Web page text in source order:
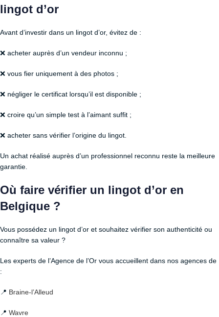
lingot d’or
Avant d’investir dans un lingot d’or, évitez de :
❌ acheter auprès d’un vendeur inconnu ;
❌ vous fier uniquement à des photos ;
❌ négliger le certificat lorsqu’il est disponible ;
❌ croire qu’un simple test à l’aimant suffit ;
❌ acheter sans vérifier l’origine du lingot.
Un achat réalisé auprès d’un professionnel reconnu reste la meilleure
garantie.
Où faire vérifier un lingot d’or en
Belgique ?
Vous possédez un lingot d’or et souhaitez vérifier son authenticité ou
connaître sa valeur ?
Les experts de l’Agence de l’Or vous accueillent dans nos agences de
:
📍 Braine-l’Alleud
📍 Wavre